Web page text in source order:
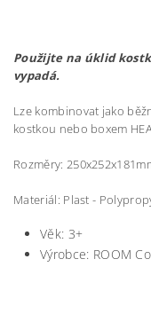
Použijte na úklid
vypadá.
Lze kombinovat jako
kostkou nebo boxem
Rozměry:
Materiál: Plast -
Věk: 3+
Výrobce: ROOM